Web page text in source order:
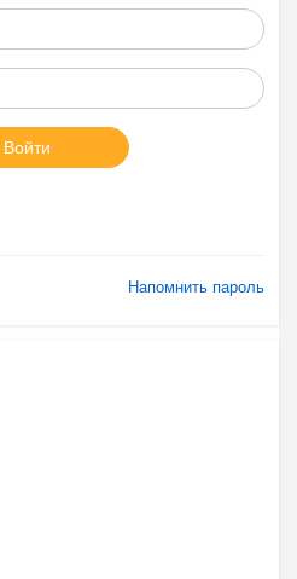
Войти
Напомнить пароль